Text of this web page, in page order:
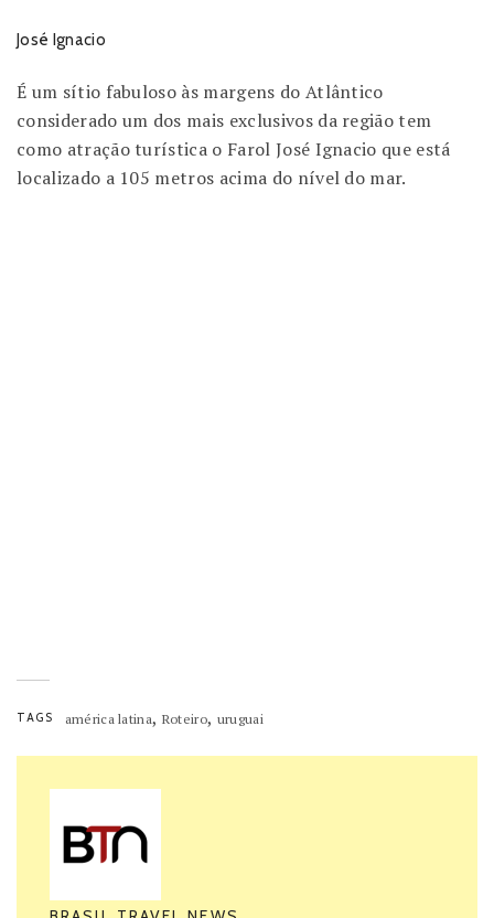
José Ignacio
É um sítio fabuloso às margens do Atlântico
considerado um dos mais exclusivos da região tem
como atração turística o Farol José Ignacio que está
localizado a 105 metros acima do nível do mar.
TAGS américa latina, Roteiro, uruguai